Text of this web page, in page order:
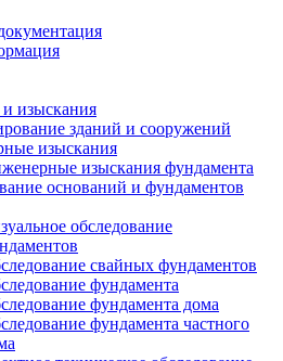
изыскания
зданий и сооружений
изыскания
изыскания фундамента
оснований и фундаментов
обследование
свайных фундаментов
фундамента
фундамента дома
фундамента частного